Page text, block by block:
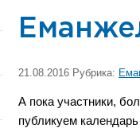
21.08.2016 Рубрика:
А пока участники,
публикуем